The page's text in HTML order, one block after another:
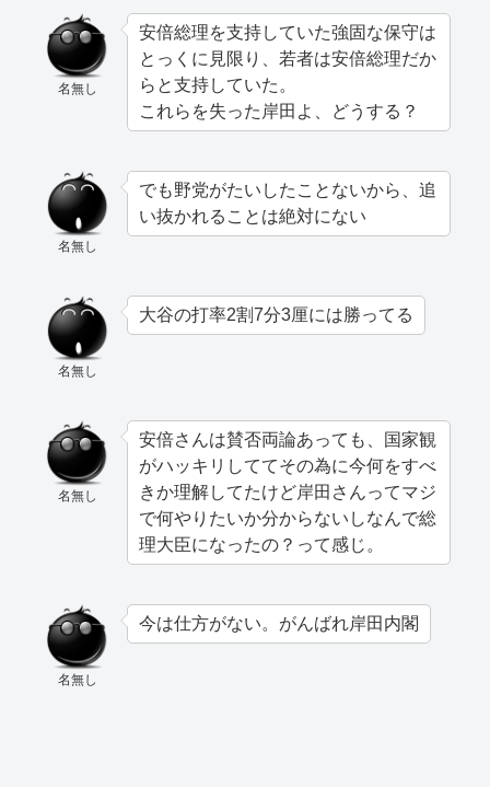
名無し
安倍総理を支持していた強固な保守は
とっくに見限り、若者は安倍総理だか
らと支持していた。
これらを失った岸田よ、どうする？
名無し
でも野党がたいしたことないから、追
い抜かれることは絶対にない
名無し
大谷の打率2割7分3厘には勝ってる
名無し
安倍さんは賛否両論あっても、国家観
がハッキリしててその為に今何をすべ
きか理解してたけど岸田さんってマジ
で何やりたいか分からないしなんで総
理大臣になったの？って感じ。
名無し
今は仕方がない。がんばれ岸田内閣